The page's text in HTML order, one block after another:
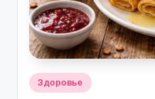
Опубликовано
Здоровье